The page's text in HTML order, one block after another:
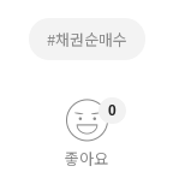
#채권순매수
좋아요
0